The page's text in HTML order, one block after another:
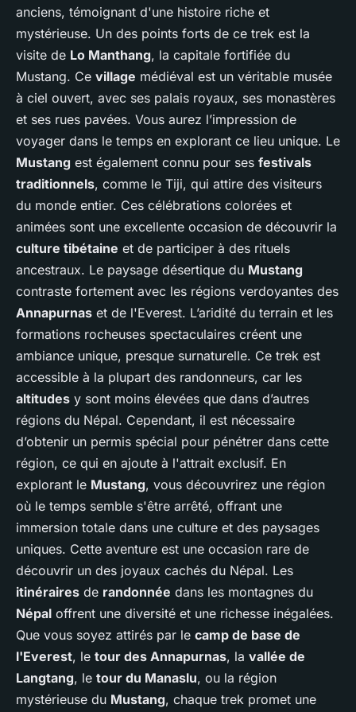
anciens, témoignant d'une histoire riche et
mystérieuse. Un des points forts de ce trek est la
visite de Lo Manthang, la capitale fortifiée du
Mustang. Ce village médiéval est un véritable musée
à ciel ouvert, avec ses palais royaux, ses monastères
et ses rues pavées. Vous aurez l’impression de
voyager dans le temps en explorant ce lieu unique. Le
Mustang est également connu pour ses festivals
traditionnels, comme le Tiji, qui attire des visiteurs
du monde entier. Ces célébrations colorées et
animées sont une excellente occasion de découvrir la
culture tibétaine et de participer à des rituels
ancestraux. Le paysage désertique du Mustang
contraste fortement avec les régions verdoyantes des
Annapurnas et de l'Everest. L’aridité du terrain et les
formations rocheuses spectaculaires créent une
ambiance unique, presque surnaturelle. Ce trek est
accessible à la plupart des randonneurs, car les
altitudes y sont moins élevées que dans d’autres
régions du Népal. Cependant, il est nécessaire
d’obtenir un permis spécial pour pénétrer dans cette
région, ce qui en ajoute à l'attrait exclusif. En
explorant le Mustang, vous découvrirez une région
où le temps semble s'être arrêté, offrant une
immersion totale dans une culture et des paysages
uniques. Cette aventure est une occasion rare de
découvrir un des joyaux cachés du Népal. Les
itinéraires de randonnée dans les montagnes du
Népal offrent une diversité et une richesse inégalées.
Que vous soyez attirés par le camp de base de
l'Everest, le tour des Annapurnas, la vallée de
Langtang, le tour du Manaslu, ou la région
mystérieuse du Mustang, chaque trek promet une